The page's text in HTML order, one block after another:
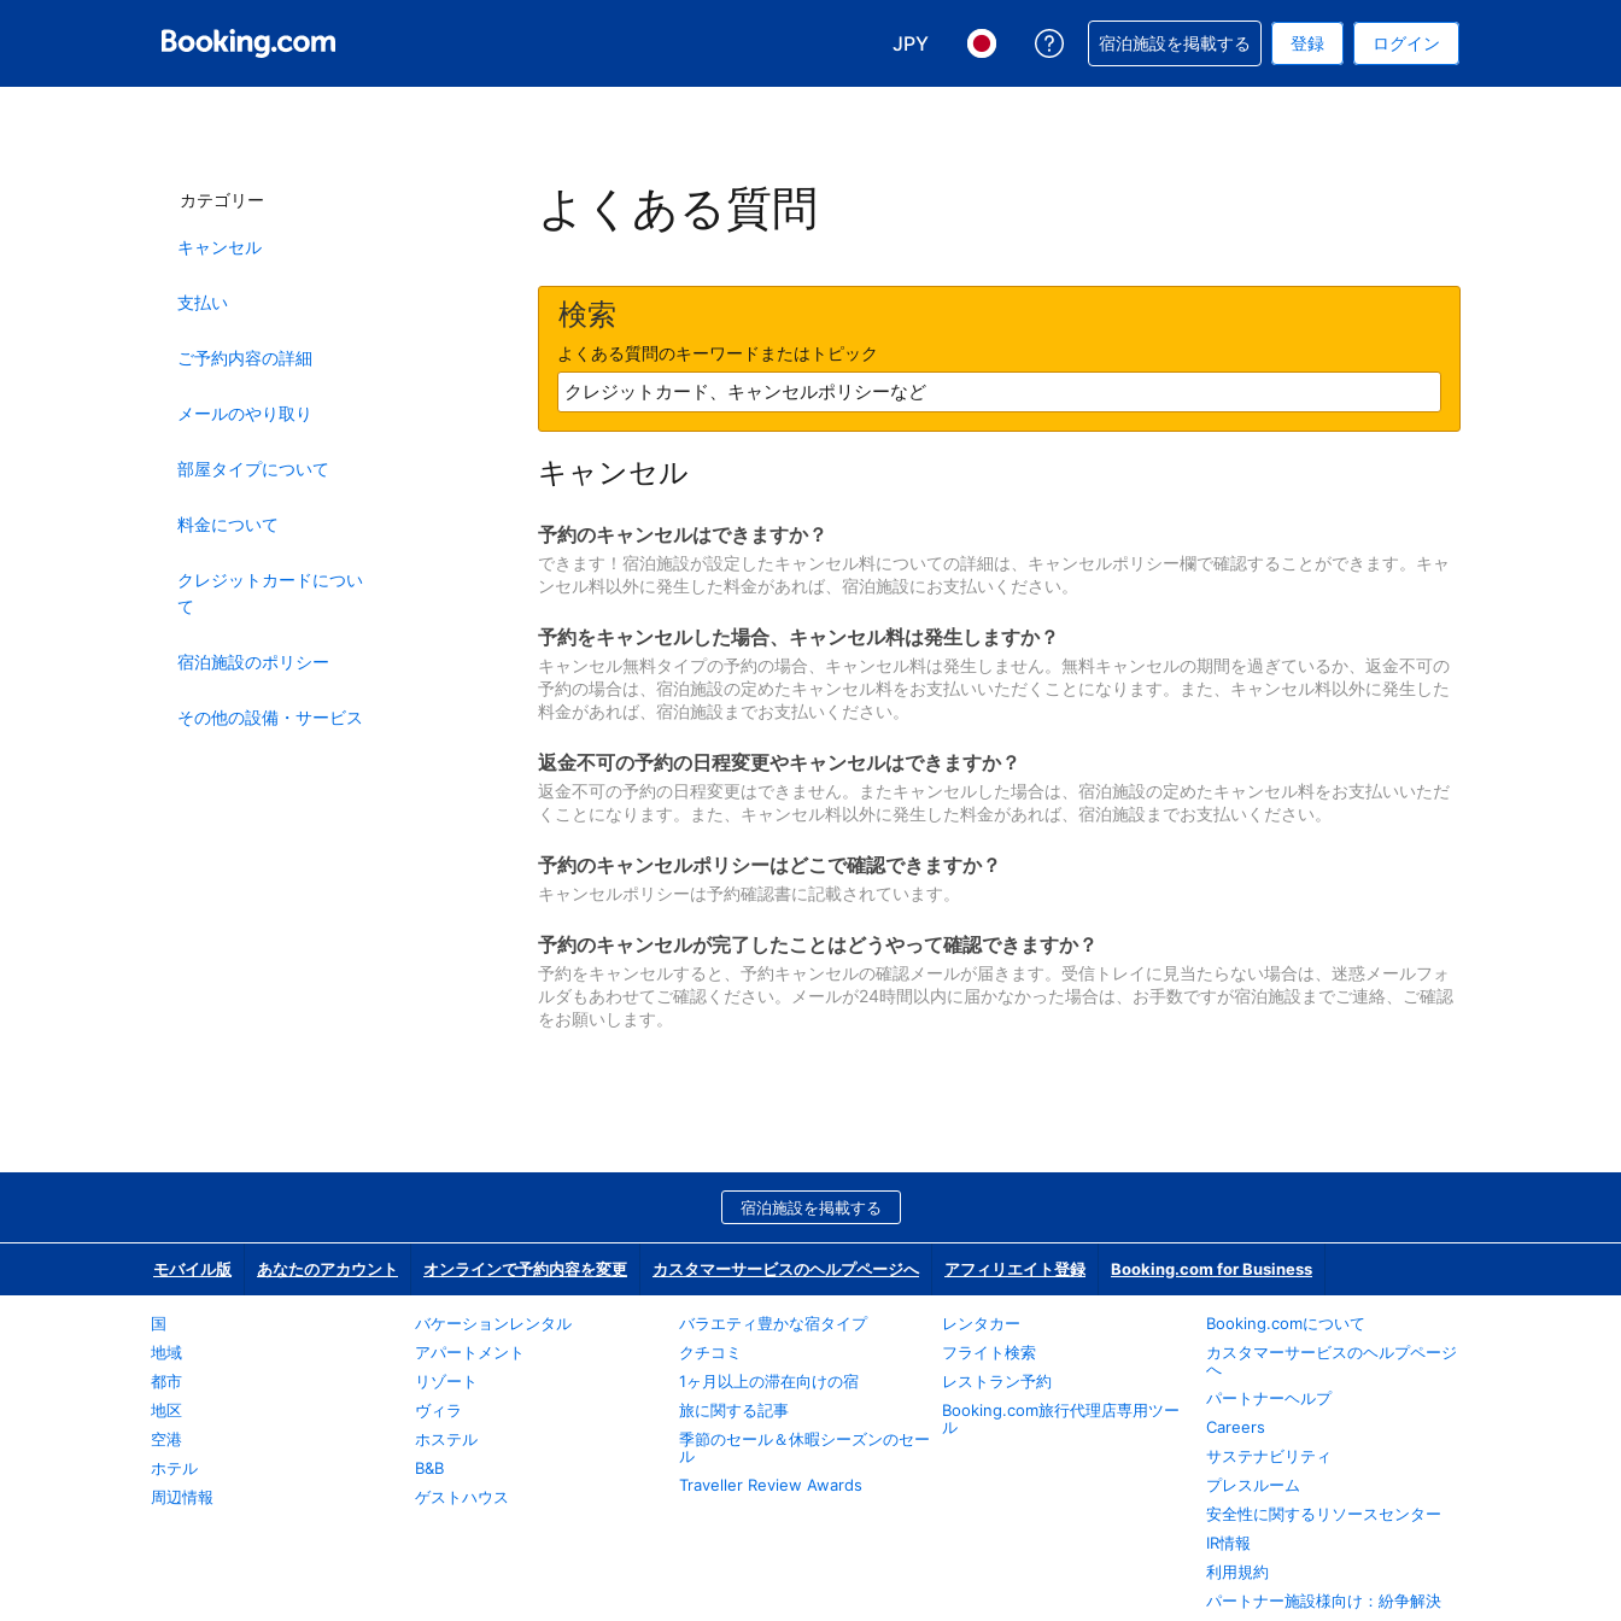
JPY
表示通貨を選択. 現在選択中の表示通貨は円です
言語を選択. 現在選択中の言語は日本語です
予約に関するサポートを受けられます
宿泊施設を掲載する 登録 ログイン
カテゴリー
キャンセル
支払い
ご予約内容の詳細
メールのやり取り
部屋タイプについて
料金について
クレジットカードについ
て
宿泊施設のポリシー
その他の設備・サービス
よくある質問
検索
よくある質問のキーワードまたはトピック
キャンセル
予約のキャンセルはできますか？
できます！宿泊施設が設定したキャンセル料についての詳細は、キャンセルポリシー欄で確認することができます。キャ
ンセル料以外に発生した料金があれば、宿泊施設にお支払いください。
予約をキャンセルした場合、キャンセル料は発生しますか？
キャンセル無料タイプの予約の場合、キャンセル料は発生しません。無料キャンセルの期間を過ぎているか、返金不可の
予約の場合は、宿泊施設の定めたキャンセル料をお支払いいただくことになります。また、キャンセル料以外に発生した
料金があれば、宿泊施設までお支払いください。
返金不可の予約の日程変更やキャンセルはできますか？
返金不可の予約の日程変更はできません。またキャンセルした場合は、宿泊施設の定めたキャンセル料をお支払いいただ
くことになります。また、キャンセル料以外に発生した料金があれば、宿泊施設までお支払いください。
予約のキャンセルポリシーはどこで確認できますか？
キャンセルポリシーは予約確認書に記載されています。
予約のキャンセルが完了したことはどうやって確認できますか？
予約をキャンセルすると、予約キャンセルの確認メールが届きます。受信トレイに見当たらない場合は、迷惑メールフォ
ルダもあわせてご確認ください。メールが24時間以内に届かなかった場合は、お手数ですが宿泊施設までご連絡、ご確認
をお願いします。
宿泊施設を掲載する
モバイル版 あなたのアカウント オンラインで予約内容を変更 カスタマーサービスのヘルプページへ アフィリエイト登録 Booking.com for Business
国
地域
都市
地区
空港
ホテル
周辺情報
バケーションレンタル
アパートメント
リゾート
ヴィラ
ホステル
B&B
ゲストハウス
バラエティ豊かな宿タイプ
クチコミ
1ヶ月以上の滞在向けの宿
旅に関する記事
季節のセール＆休暇シーズンのセー
ル
Traveller Review Awards
レンタカー
フライト検索
レストラン予約
Booking.com旅行代理店専用ツー
ル
Booking.comについて
カスタマーサービスのヘルプページ
へ
パートナーヘルプ
Careers
サステナビリティ
プレスルーム
安全性に関するリソースセンター
IR情報
利用規約
パートナー施設様向け：紛争解決